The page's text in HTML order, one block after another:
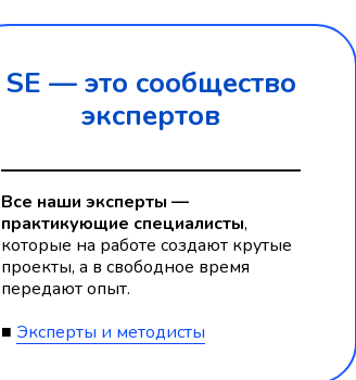
SE — это сообщество
экспертов
Все наши эксперты —
практикующие специалисты,
которые на работе создают крутые
проекты, а в свободное время
передают опыт.
■ Эксперты и методисты